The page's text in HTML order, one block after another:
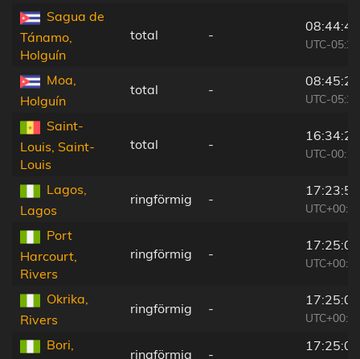
Sagua de
Tánamo,
Holguín
total -
08:44:42
UTC-05:29
Moa,
Holguín
total -
08:45:20
UTC-05:29
Saint-
Louis, Saint-
Louis
total -
16:34:20
UTC-00:16
Lagos,
Lagos
ringförmig -
17:23:51
UTC+00:13
Port
Harcourt,
Rivers
ringförmig -
17:25:02
UTC+00:13
Okrika,
Rivers
ringförmig -
17:25:03
UTC+00:13
Bori,
ringförmig -
17:25:05